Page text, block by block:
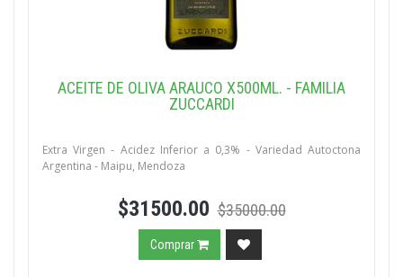
ACEITE DE OLIVA ARAUCO X500ML. - FAMILIA
ZUCCARDI
Extra Virgen - Acidez Inferior a 0,3% - Variedad Autoctona
Argentina - Maipu, Mendoza
$31500.00 $35000.00
Comprar